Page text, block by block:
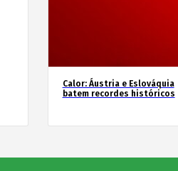
Calor: Áustria e Eslováquia
batem recordes históricos